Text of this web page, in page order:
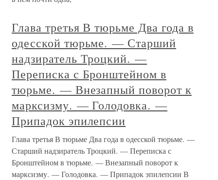
Глава третья В тюрьме Два года в
одесской тюрьме. — Старший
надзиратель Троцкий. —
Переписка с Бронштейном в
тюрьме. — Внезапный поворот к
марксизму. — Голодовка. —
Припадок эпилепсии
Глава третья В тюрьме Два года в одесской тюрьме. —
Старший надзиратель Троцкий. — Переписка с
Бронштейном в тюрьме. — Внезапный поворот к
марксизму. — Голодовка. — Припадок эпилепсии В